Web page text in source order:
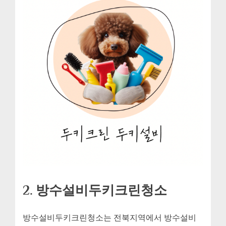
2. 방수설비두키크린청소
방수설비두키크린청소는 전북지역에서 방수설비